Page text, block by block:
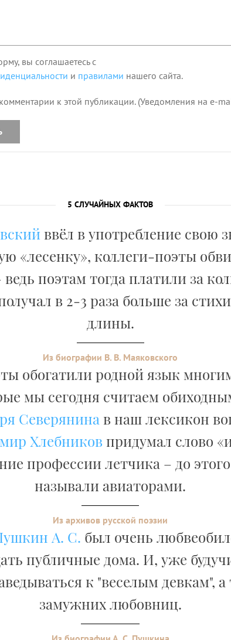
вы соглашаетесь с
и правилами нашего сайта.
к этой публикации. (Уведомления на e-
5 СЛУЧАЙНЫХ ФАКТОВ
ввёл в употребление свою
«лесенку», коллеги-поэты
поэтам тогда платили за
в 2-3 раза больше за
длины.
Из биографии В. В. Маяковского
обогатили родной язык
мы сегодня считаем
Северянина в наш лексикон
Хлебников придумал слово
профессии летчика – до
называли авиаторами.
Из архивов русской поэзии
А. С. был очень
публичные дома. И, уже
к "веселым девкам",
замужних любовниц.